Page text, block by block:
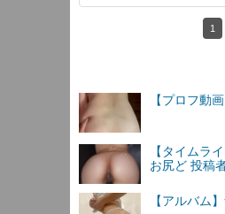
1
【プロフ動
【タイムラ
お尻ど 投稿
【アルバム